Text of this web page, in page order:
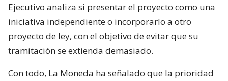
Ejecutivo analiza si presentar el proyecto como una
iniciativa independiente o incorporarlo a otro
proyecto de ley, con el objetivo de evitar que su
tramitación se extienda demasiado.
Con todo, La Moneda ha señalado que la prioridad